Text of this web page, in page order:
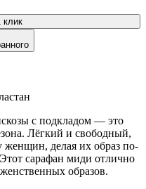
клик
с подкладом — это
Лёгкий и свободный,
женщин, делая их образ по-
сарафан миди отлично
образов.